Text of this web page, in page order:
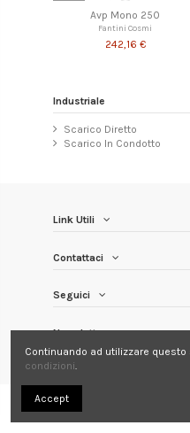
Avp Mono 250
Fantini Cosmi
242,16 €
Industriale
Scarico Diretto
Scarico In Condotto
Link Utili
Contattaci
Seguici
Newsletter
Continuando ad utilizzare
condizioni.
Accept